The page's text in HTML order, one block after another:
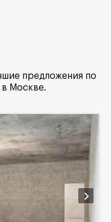
предложения по
Москве.